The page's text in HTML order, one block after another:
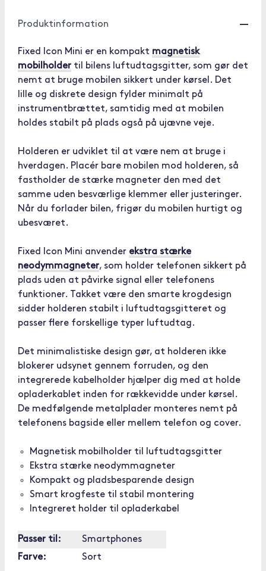
Produktinformation
Fixed Icon Mini er en kompakt magnetisk
mobilholder til bilens luftudtagsgitter, som gør det
nemt at bruge mobilen sikkert under kørsel. Det
lille og diskrete design fylder minimalt på
instrumentbrættet, samtidig med at mobilen
holdes stabilt på plads også på ujævne veje.
Holderen er udviklet til at være nem at bruge i
hverdagen. Placér bare mobilen mod holderen, så
fastholder de stærke magneter den med det
samme uden besværlige klemmer eller justeringer.
Når du forlader bilen, frigør du mobilen hurtigt og
ubesværet.
Fixed Icon Mini anvender ekstra stærke
neodymmagneter, som holder telefonen sikkert på
plads uden at påvirke signal eller telefonens
funktioner. Takket være den smarte krogdesign
sidder holderen stabilt i luftudtagsgitteret og
passer flere forskellige typer luftudtag.
Det minimalistiske design gør, at holderen ikke
blokerer udsynet gennem forruden, og den
integrerede kabelholder hjælper dig med at holde
opladerkablet inden for rækkevidde under kørsel.
De medfølgende metalplader monteres nemt på
telefonens bagside eller mellem telefon og cover.
Magnetisk mobilholder til luftudtagsgitter
Ekstra stærke neodymmagneter
Kompakt og pladsbesparende design
Smart krogfeste til stabil montering
Integreret holder til opladerkabel
Passer til:
Smartphones
Farve:
Sort